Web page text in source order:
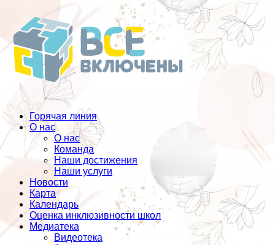
Горячая линия
О нас
О нас
Команда
Наши достижения
Наши услуги
Новости
Карта
Календарь
Оценка инклюзивности школ
Медиатека
Видеотека